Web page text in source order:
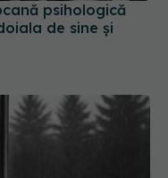
psihologică
de sine și